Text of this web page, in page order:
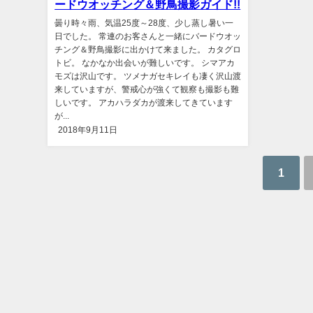
ードウオッチング＆野鳥撮影ガイド!!
曇り時々雨、気温25度～28度、少し蒸し暑い一
日でした。 常連のお客さんと一緒にバードウオッ
チング＆野鳥撮影に出かけて来ました。 カタグロ
トビ。 なかなか出会いが難しいです。 シマアカ
モズは沢山です。 ツメナガセキレイも凄く沢山渡
来していますが、警戒心が強くて観察も撮影も難
しいです。 アカハラダカが渡来してきています
が...
2018年9月11日
1